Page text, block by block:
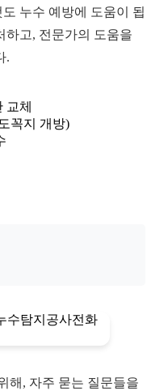
누수 예방에 도움이 됩
하고, 전문가의 도움을
.
교체
꼭지 개방)
해, 자주 묻는 질문들을